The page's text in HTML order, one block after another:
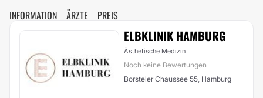
INFORMATION ÄRZTE PREIS
ELBKLINIK HAMBURG
Ästhetische Medizin
Noch keine Bewertungen
Borsteler Chaussee 55, Hamburg